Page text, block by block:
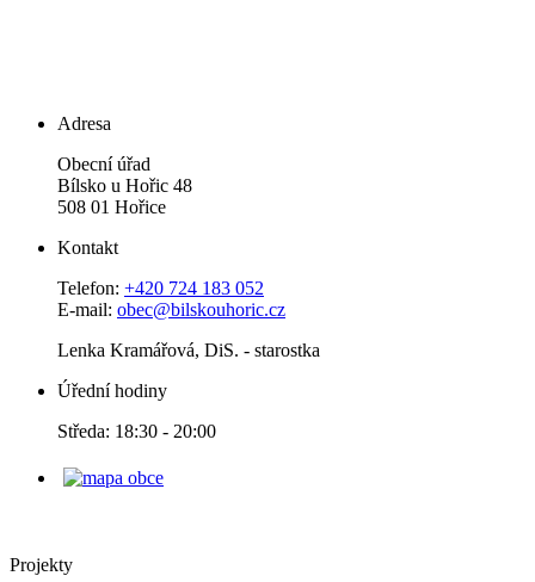
Adresa
Obecní úřad
Bílsko u Hořic 48
508 01 Hořice
Kontakt
Telefon: +420 724 183 052
E-mail: obec@bilskouhoric.cz
Lenka Kramářová, DiS. - starostka
Úřední hodiny
Středa: 18:30 - 20:00
Projekty